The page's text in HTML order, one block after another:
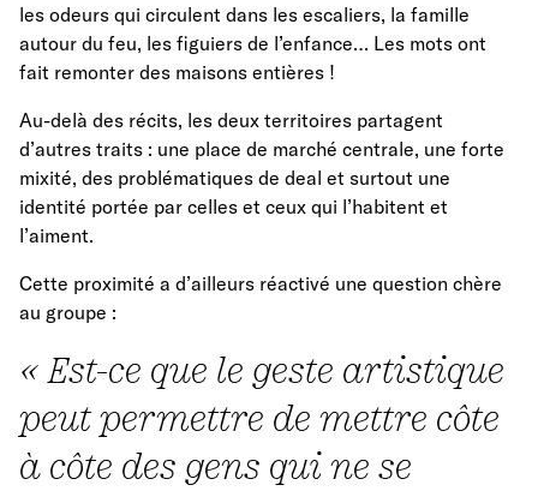
les odeurs qui circulent dans les escaliers, la famille
autour du feu, les figuiers de l’enfance… Les mots ont
fait remonter des maisons entières !
Au-delà des récits, les deux territoires partagent
d’autres traits : une place de marché centrale, une forte
mixité, des problématiques de deal et surtout une
identité portée par celles et ceux qui l’habitent et
l’aiment.
Cette proximité a d’ailleurs réactivé une question chère
au groupe :
« Est-ce que le geste artistique
peut permettre de mettre côte
à côte des gens qui ne se